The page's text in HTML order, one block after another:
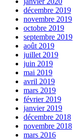
décembre 2019
novembre 2019
octobre 2019
septembre 2019
août 2019
juillet 2019
juin 2019
mai 2019
avril 2019
mars 2019
février 2019
janvier 2019
décembre 2018
novembre 2018
mars 2016